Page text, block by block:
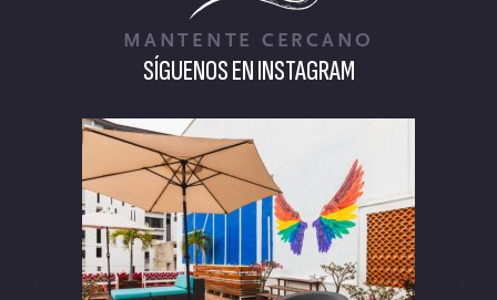
MANTENTE CERCANO
SÍGUENOS EN INSTAGRAM